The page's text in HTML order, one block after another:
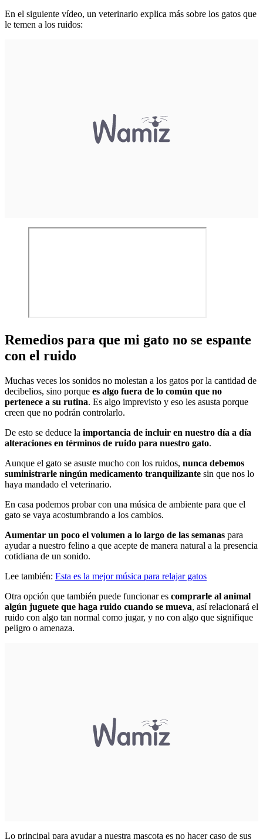
En el siguiente vídeo, un veterinario explica más sobre los gatos que
le temen a los ruidos:
Remedios para que mi gato no se espante
con el ruido
Muchas veces los sonidos no molestan a los gatos por la cantidad de
decibelios, sino porque es algo fuera de lo común que no
pertenece a su rutina. Es algo imprevisto y eso les asusta porque
creen que no podrán controlarlo.
De esto se deduce la importancia de incluir en nuestro día a día
alteraciones en términos de ruido para nuestro gato.
Aunque el gato se asuste mucho con los ruidos, nunca debemos
suministrarle ningún medicamento tranquilizante sin que nos lo
haya mandado el veterinario.
En casa podemos probar con una música de ambiente para que el
gato se vaya acostumbrando a los cambios.
Aumentar un poco el volumen a lo largo de las semanas para
ayudar a nuestro felino a que acepte de manera natural a la presencia
cotidiana de un sonido.
Lee también: Esta es la mejor música para relajar gatos
Otra opción que también puede funcionar es comprarle al animal
algún juguete que haga ruido cuando se mueva, así relacionará el
ruido con algo tan normal como jugar, y no con algo que signifique
peligro o amenaza.
Lo principal para ayudar a nuestra mascota es no hacer caso de sus